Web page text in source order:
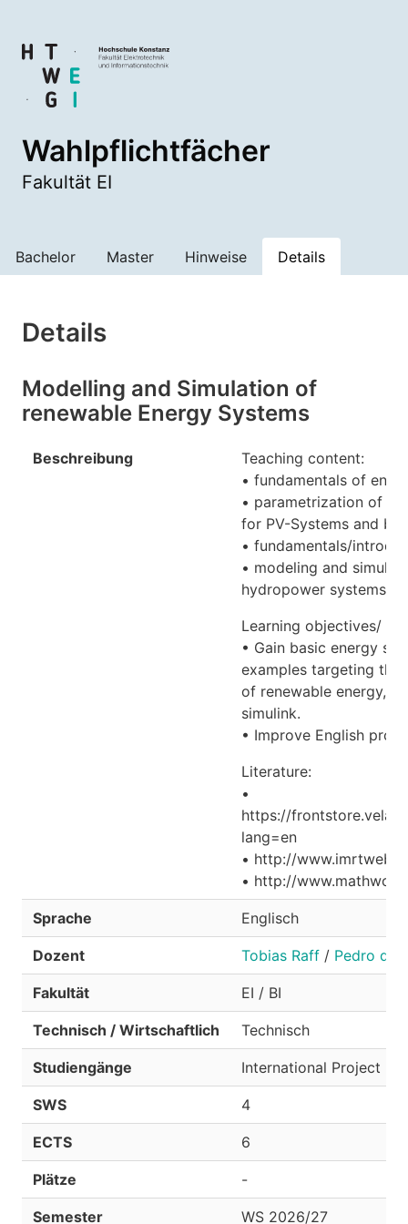
Wahlpflichtfächer
Fakultät EI
Bachelor Master Hinweise Details
Details
Modelling and Simulation of
renewable Energy Systems
Beschreibung
Teaching content:
• fundamentals of
• parametrization of
for PV-Systems and
• fundamentals/
• modeling and
hydropower systems
Learning objectives/
• Gain basic energy
examples targeting the
of renewable energy,
simulink.
• Improve English
Literature:
•
https://
lang=en
• http://
• http://
Sprache Englisch
Dozent Tobias Raff / Pedro da
Fakultät EI / BI
Technisch / Wirtschaftlich Technisch
Studiengänge International Project
SWS 4
ECTS 6
Plätze -
Semester WS 2026/27